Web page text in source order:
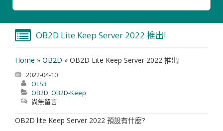
OB2D Lite Keep Server 2022 推出!
Home » OB2D » OB2D Lite Keep Server 2022 推出!
2022-04-10
OLS3
OB2D,OB2D-Keep
尚無留言
OB2D lite Keep Server 2022 預設有什麼?